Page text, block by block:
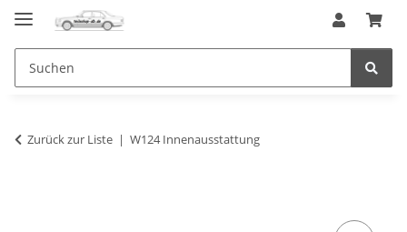
Zurück zur Liste W124 Innenausstattung